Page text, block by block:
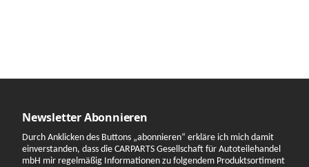
Newsletter Abonnieren
Durch Anklicken des Buttons „abonnieren“ erkläre ich mich damit
einverstanden, dass die CARPARTS Gesellschaft für Autoteilehandel
mbH mir regelmäßig Informationen zu folgendem Produktsortiment